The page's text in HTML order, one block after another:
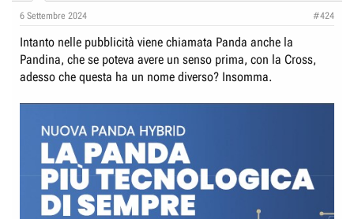
s
6 Settembre 2024 #424
Intanto nelle pubblicità viene chiamata Panda anche la
Pandina, che se poteva avere un senso prima, con la Cross,
adesso che questa ha un nome diverso? Insomma.